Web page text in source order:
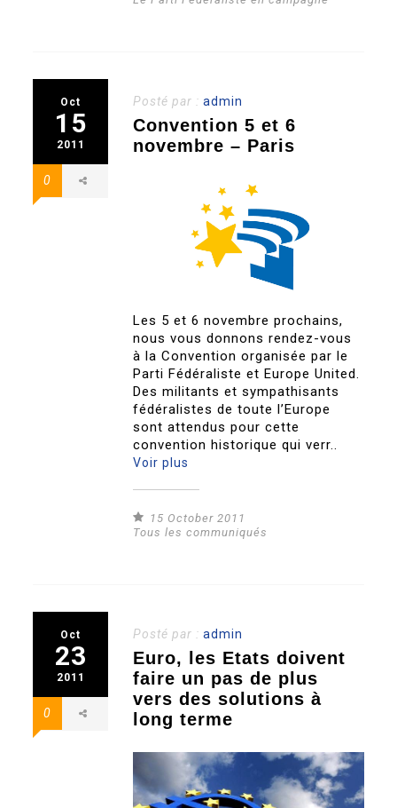
Oct
15
2011
0
Posté par :admin
Convention 5 et 6
novembre – Paris
Les 5 et 6 novembre prochains,
nous vous donnons rendez-vous
à la Convention organisée par le
Parti Fédéraliste et Europe United.
Des militants et sympathisants
fédéralistes de toute l’Europe
sont attendus pour cette
convention historique qui verr..
Voir plus
15 October 2011
Tous les communiqués
Oct
23
2011
0
Posté par :admin
Euro, les Etats doivent
faire un pas de plus
vers des solutions à
long terme